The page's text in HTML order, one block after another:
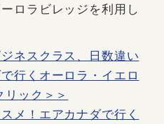
ロラビレッジを利用し
ネスクラス、日数違い
行くオーロラ・イエロ
ック＞＞
メ！エアカナダで行く